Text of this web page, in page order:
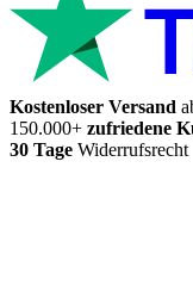
Kostenloser Versand
150.000+ zufriedene
30 Tage Widerrufsrecht